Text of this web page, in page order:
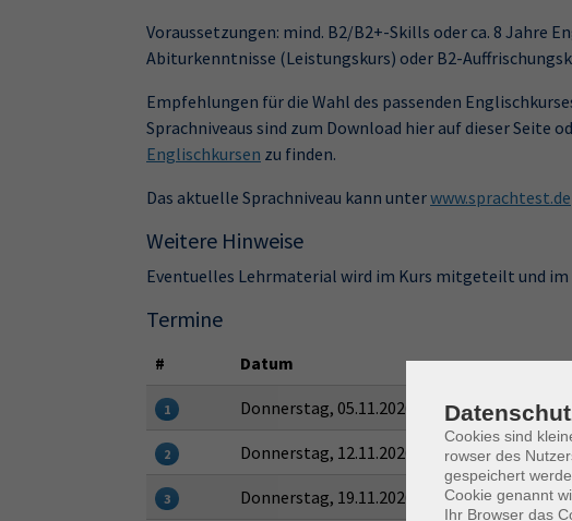
Voraussetzungen: mind. B2/B2+-Skills oder ca. 8 Jahre
Abiturkenntnisse (Leistungskurs) oder B2-
Empfehlungen für die Wahl des passenden
Sprachniveaus sind zum Download hier auf dieser Seite
Englischkursen zu finden.
Das aktuelle Sprachniveau kann unterwww.sprachtest.de
Weitere Hinweise
Eventuelles Lehrmaterial wird im Kurs mitgeteilt und
Termine
# Datum
1 Donnerstag, 05.11.2026
2 Donnerstag, 12.11.2026
3 Donnerstag, 19.11.2026
Cookies sind
rowser des
gespeichert
Cookie genannt
Ihr Browser das